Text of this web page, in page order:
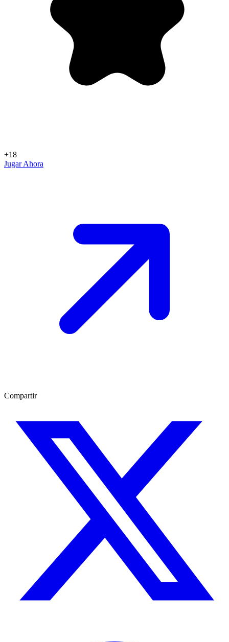
+18
Jugar Ahora
Compartir